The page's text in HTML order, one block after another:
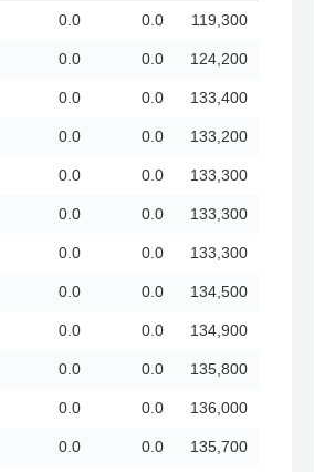
0.0 0.0 119,300
0.0 0.0 124,200
0.0 0.0 133,400
0.0 0.0 133,200
0.0 0.0 133,300
0.0 0.0 133,300
0.0 0.0 133,300
0.0 0.0 134,500
0.0 0.0 134,900
0.0 0.0 135,800
0.0 0.0 136,000
0.0 0.0 135,700